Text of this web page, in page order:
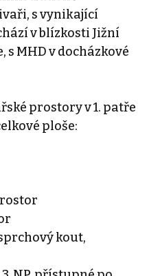
s vynikající
v blízkosti Jižní
s MHD v docházkové
prostory v 1. patře
ploše:
kout,